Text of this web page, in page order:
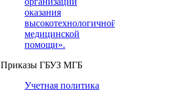
оказания
высокотехнологичной
медицинской
помощи».
Приказы ГБУЗ МГБ
Учетная политика